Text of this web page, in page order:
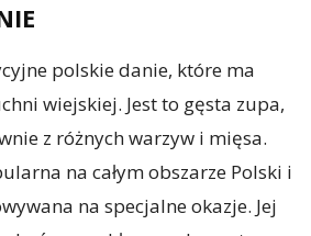
polskie danie, które ma
wiejskiej. Jest to gęsta zupa,
z różnych warzyw i mięsa.
na całym obszarze Polski i
na specjalne okazje. Jej